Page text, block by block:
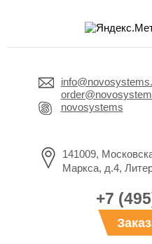
novosystems
141009,
Маркса, д.4,
+7